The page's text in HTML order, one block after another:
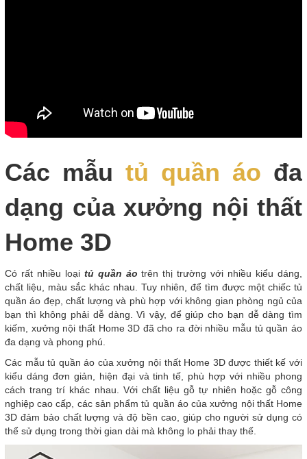
Các mẫu tủ quần áo đa
dạng của xưởng nội thất
Home 3D
Có rất nhiều loại tủ quần áo trên thị trường với nhiều kiểu dáng,
chất liệu, màu sắc khác nhau. Tuy nhiên, để tìm được một chiếc tủ
quần áo đẹp, chất lượng và phù hợp với không gian phòng ngủ của
bạn thì không phải dễ dàng. Vì vậy, để giúp cho bạn dễ dàng tìm
kiếm, xưởng nội thất Home 3D đã cho ra đời nhiều mẫu tủ quần áo
đa dạng và phong phú.
Các mẫu tủ quần áo của xưởng nội thất Home 3D được thiết kế với
kiểu dáng đơn giản, hiện đại và tinh tế, phù hợp với nhiều phong
cách trang trí khác nhau. Với chất liệu gỗ tự nhiên hoặc gỗ công
nghiệp cao cấp, các sản phẩm tủ quần áo của xưởng nội thất Home
3D đảm bảo chất lượng và độ bền cao, giúp cho người sử dụng có
thể sử dụng trong thời gian dài mà không lo phải thay thế.